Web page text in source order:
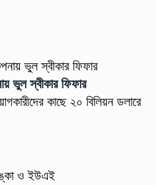
ভুল স্বীকার ফিফার
কাছে ২০ বিলিয়ন ডলারে